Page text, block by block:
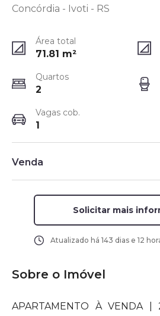
Concórdia - Ivoti - RS
Área total
71.81 m²
Quartos
2
Vagas cob.
1
Venda
Solicitar mais
Atualizado há 143 dias e 12
Sobre o Imóvel
APARTAMENTO À VENDA |